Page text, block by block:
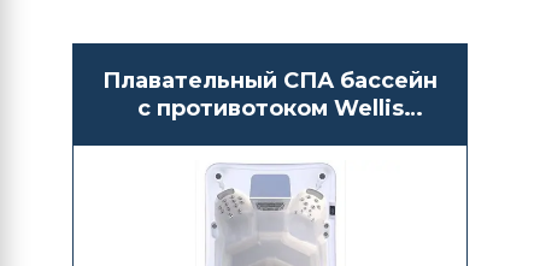
Плавательный СПА бассейн
с противотоком Wellis